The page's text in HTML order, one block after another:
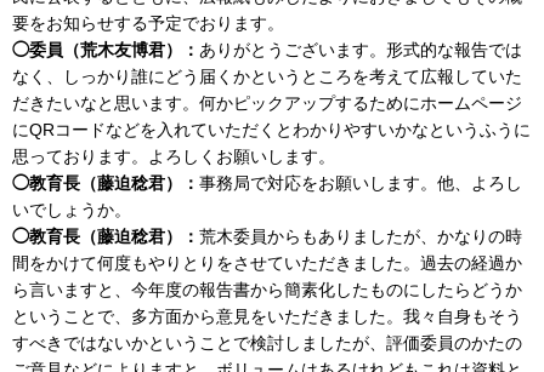
要をお知らせする予定でおります。
◯委員（荒木友博君）： ありがとうございます。形式的な報告では
なく、しっかり誰にどう届くかというところを考えて広報していた
だきたいなと思います。何かピックアップするためにホームページ
にQRコードなどを入れていただくとわかりやすいかなというふうに
思っております。よろしくお願いします。
◯教育長（藤迫稔君）： 事務局で対応をお願いします。他、よろし
いでしょうか。
◯教育長（藤迫稔君）： 荒木委員からもありましたが、かなりの時
間をかけて何度もやりとりをさせていただきました。過去の経過か
ら言いますと、今年度の報告書から簡素化したものにしたらどうか
ということで、多方面から意見をいただきました。我々自身もそう
すべきではないかということで検討しましたが、評価委員のかたの